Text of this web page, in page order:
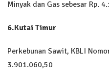
Minyak dan Gas sebesar Rp.
6.Kutai Timur
Perkebunan Sawit, KBLI
3.901.060,50